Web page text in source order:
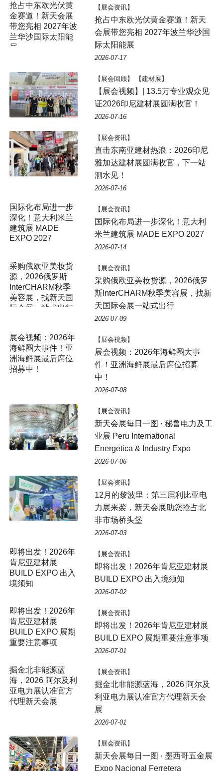
抢占中东欧光伏黄
金赛道！新天会展
带您亮相 2027年波
兰华沙国际太阳能
展
【展会资讯】
抢占中东欧光伏黄金赛道！新天
会展带您亮相 2027年波兰华沙国
际太阳能展
2026-07-17
【展会回顾】 【建材展】
【展会视频】| 13.5万专业观众见
证2026印尼建材展圆满收官！
2026-07-16
【展会资讯】
直击东南亚建材热浪：2026印尼
雅加达建材展圆满收官，下一站
泗水见！
2026-07-16
国际化布局进一步
深化！意大利米兰
建筑展 MADE
EXPO 2027
【展会资讯】
国际化布局进一步深化！意大利
米兰建筑展 MADE EXPO 2027
2026-07-14
【展会资讯】
采购俄欧亚美妆货源，2026俄罗
斯InterCHARM秋季美容展，找新
天国际会展一站式出行
2026-07-09
展会视频：2026年
海鲜圈大事件！亚
洲海鲜展最后席位
招募中！
【展会视频】
展会视频：2026年海鲜圈大事
件！亚洲海鲜展最后席位招募
中！
2026-07-08
【展会资讯】
新天会展每日一图 · 秘鲁电力及工
业展 Peru International
Energetica & Industry Expo
2026-07-06
【展会资讯】
12月的黎波里：第三届利比亚电
力展来袭，新天会展助您抢占北
非市场桥头堡
2026-07-03
即将出发！2026年
肯尼亚建材展
BUILD EXPO 出入
境须知
【展会资讯】
即将出发！2026年肯尼亚建材展
BUILD EXPO 出入境须知
2026-07-02
即将出发！2026年
肯尼亚建材展
BUILD EXPO 展期
重要注意事项
【展会资讯】
即将出发！2026年肯尼亚建材展
BUILD EXPO 展期重要注意事项
2026-07-01
掘金北非能源蓝
海，2026 阿尔及利
亚电力展认准官方
代理新天会展
【展会资讯】
掘金北非能源蓝海，2026 阿尔及
利亚电力展认准官方代理新天会
展
2026-07-01
【展会资讯】
新天会展每日一图 · 墨西哥五金展
Expo Nacional Ferretera